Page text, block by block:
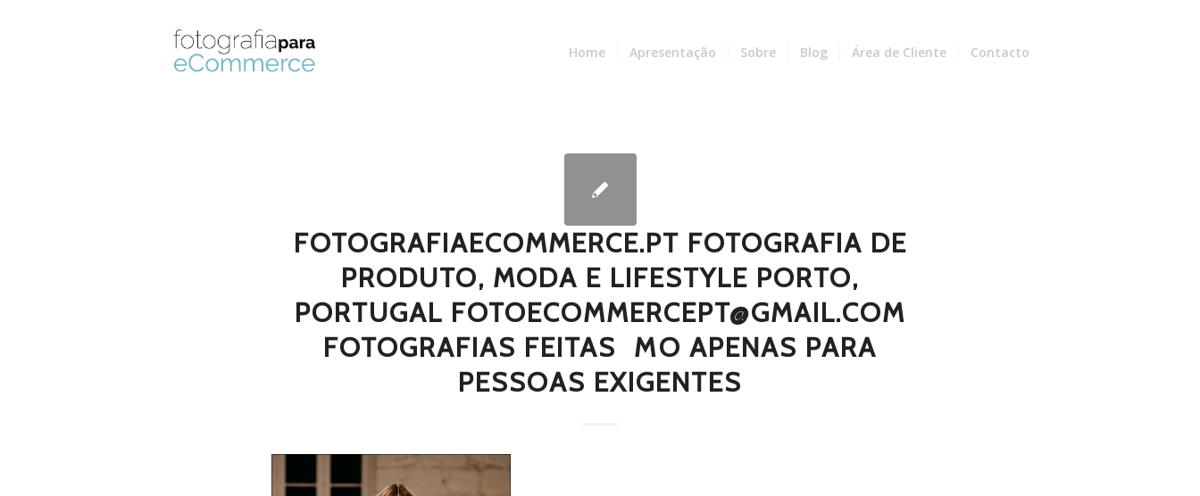
Home Apresentação Sobre Blog Área de Cliente Contacto
FOTOGRAFIAECOMMERCE.PT FOTOGRAFIA DE
PRODUTO, MODA E LIFESTYLE PORTO,
PORTUGAL FOTOECOMMERCEPT@GMAIL.COM
FOTOGRAFIAS FEITAS  MO APENAS PARA
PESSOAS EXIGENTES